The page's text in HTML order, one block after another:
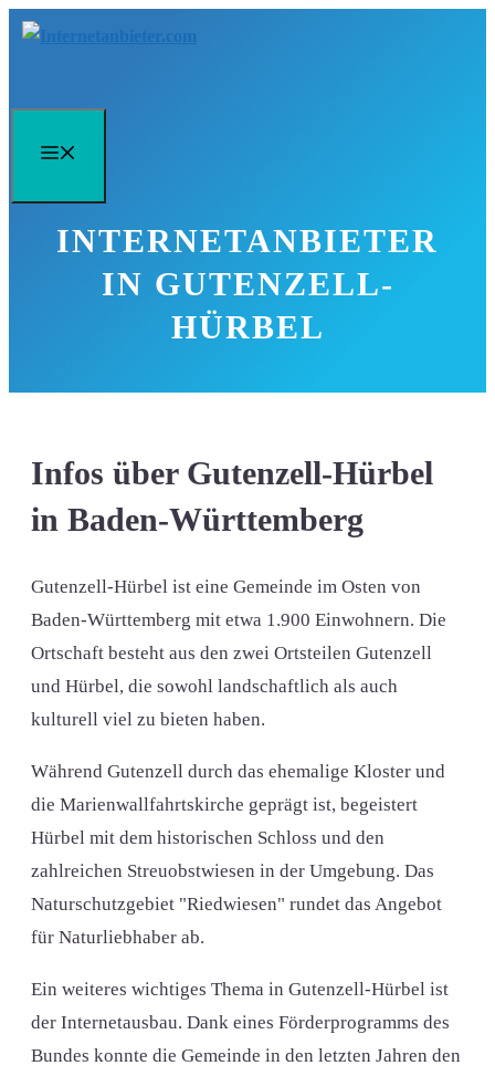
Zum
INTERNETANBIETER
IN GUTENZELL-
HÜRBEL
Infos über Gutenzell-Hürbel
in Baden-Württemberg
Gutenzell-Hürbel ist eine Gemeinde im Osten von
Baden-Württemberg mit etwa 1.900 Einwohnern. Die
Ortschaft besteht aus den zwei Ortsteilen Gutenzell
und Hürbel, die sowohl landschaftlich als auch
kulturell viel zu bieten haben.
Während Gutenzell durch das ehemalige Kloster und
die Marienwallfahrtskirche geprägt ist, begeistert
Hürbel mit dem historischen Schloss und den
zahlreichen Streuobstwiesen in der Umgebung. Das
Naturschutzgebiet "Riedwiesen" rundet das Angebot
für Naturliebhaber ab.
Ein weiteres wichtiges Thema in Gutenzell-Hürbel ist
der Internetausbau. Dank eines Förderprogramms des
Bundes konnte die Gemeinde in den letzten Jahren den